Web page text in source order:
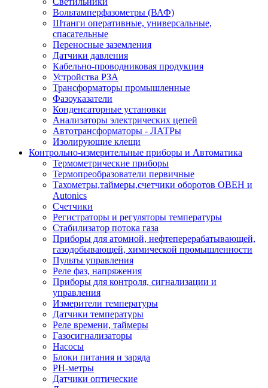
Вольтамперфазометры (ВАФ)
Штанги оперативные, универсальные,
спасательные
Переносные заземления
Датчики давления
Кабельно-проводниковая продукция
Устройства РЗА
Трансформаторы промышленные
Фазоуказатели
Конденсаторные установки
Анализаторы электрических цепей
Автотрансформаторы - ЛАТРы
Изолирующие клещи
Контрольно-измерительные приборы и Автоматика
Термометрические приборы
Термопреобразователи первичные
Тахометры,таймеры,счетчики оборотов ОВЕН и
Autonics
Счетчики
Регистраторы и регуляторы температуры
Стабилизатор потока газа
Приборы для атомной, нефтеперерабатывающей,
газодобывающей, химической промышленности
Пульты управления
Реле фаз, напряжения
Приборы для контроля, сигнализации и
управления
Измерители температуры
Датчики температуры
Реле времени, таймеры
Газосигнализаторы
Насосы
Блоки питания и заряда
PH-метры
Датчики оптические